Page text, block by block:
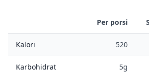
Per porsi
Kalori 520
Karbohidrat 5g